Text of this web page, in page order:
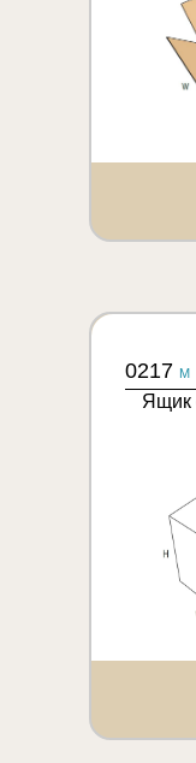
0217 M
Ящик